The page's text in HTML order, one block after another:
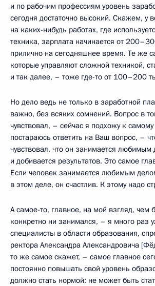
и по рабочим профессиям уровень
сегодня достаточно высокий. Скажем, у
на каких-нибудь работах, где
техника, зарплата начинается от
прилично на сегодняшнее время. Те же
которые управляют сложной техникой,
и так далее, – тоже где-то от 100–200
Но дело ведь не только в заработной
важно, без всяких сомнений. Вопрос в
чувствовал, – сейчас я подхожу к самому
постараюсь ответить на Ваш вопрос, –
чувствовал, что он занимается любимым
и добивается результатов. Это самое
Если человек занимается любимым
в этом деле, он счастлив. К этому надо
А самое-то, главное, на мой взгляд, чем
конкретно ни занимался, – я много раз
специалисты в области образования,
ректора Александра Александровича
то же самое скажет, – самое главное
постоянно повышать свой уровень
должно стать нормой: не может быть